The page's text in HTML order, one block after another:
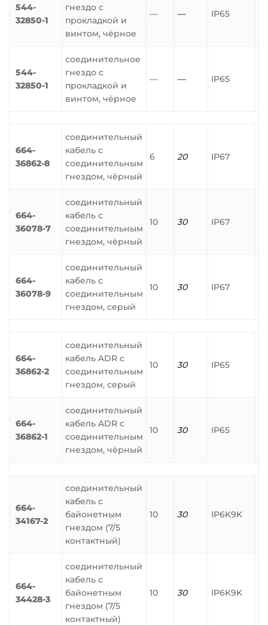
544-
32850-1
гнездо с
прокладкой и
винтом, чёрное
— — IP65
544-
32850-1
соединительное
гнездо с
прокладкой и
винтом, чёрное
— — IP65
664-
36862-8
соединительный
кабель с
соединительным
гнездом, чёрный
6 20 IP67
664-
36078-7
соединительный
кабель с
соединительным
гнездом, чёрный
10 30 IP67
664-
36078-9
соединительный
кабель с
соединительным
гнездом, серый
10 30 IP67
664-
36862-2
соединительный
кабель ADR с
соединительным
гнездом, серый
10 30 IP65
664-
36862-1
соединительный
кабель ADR с
соединительным
гнездом, чёрный
10 30 IP65
664-
34167-2
соединительный
кабель с
байонетным
гнездом (7/5
контактный)
10 30 IP6K9K
664-
34428-3
соединительный
кабель с
байонетным
гнездом (7/5
контактный)
10 30 IP6K9K